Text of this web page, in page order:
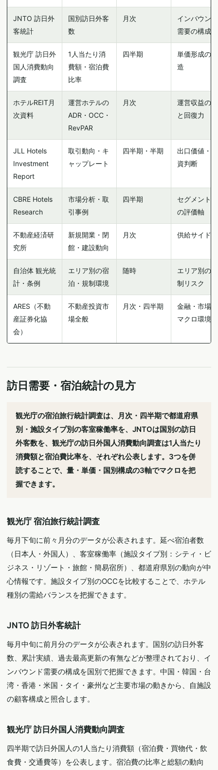
JNTO 訪日外
客統計
国別訪日外客
数
月次
インバウンド
需要の構成
観光庁 訪日外
国人消費動向
調査
1人当たり消
費額・宿泊費
比率
四半期
単価形成の構
造
ホテルREIT月
次資料
運営ホテルの
ADR・OCC・
RevPAR
月次
運営収益の質
と回復力
JLL Hotels
Investment
Report
取引動向・キ
ャップレート
四半期・半期
出口価値・投
資判断
CBRE Hotels
Research
市場分析・取
引事例
四半期
セグメント別
の評価軸
不動産経済研
究所
新規開業・閉
館・建設動向
月次 供給サイド
自治体 観光統
計・条例
エリア別の宿
泊・規制環境
随時
エリア別の規
制リスク
ARES（不動
産証券化協
会）
不動産投資市
場全般
月次・四半期
金融・市場の
マクロ環境
訪日需要・宿泊統計の見方
観光庁の宿泊旅行統計調査は、月次・四半期で都道府県
別・施設タイプ別の客室稼働率を、JNTOは国別の訪日
外客数を、観光庁の訪日外国人消費動向調査は1人当たり
消費額と宿泊費比率を、それぞれ公表します。3つを併
読することで、量・単価・国別構成の3軸でマクロを把
握できます。
観光庁 宿泊旅行統計調査
毎月下旬に前々月分のデータが公表されます。延べ宿泊者数
（日本人・外国人）、客室稼働率（施設タイプ別：シティ・ビ
ジネス・リゾート・旅館・簡易宿所）、都道府県別の動向が中
心情報です。施設タイプ別のOCCを比較することで、ホテル
種別の需給バランスを把握できます。
JNTO 訪日外客統計
毎月中旬に前月分のデータが公表されます。国別の訪日外客
数、累計実績、過去最高更新の有無などが整理されており、イ
ンバウンド需要の構成を国別で把握できます。中国・韓国・台
湾・香港・米国・タイ・豪州など主要市場の動きから、自施設
の顧客構成と照合します。
観光庁 訪日外国人消費動向調査
四半期で訪日外国人の1人当たり消費額（宿泊費・買物代・飲
食費・交通費等）を公表します。宿泊費の比率と総額の動向